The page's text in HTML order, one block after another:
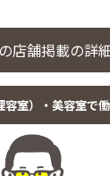
店舗掲載の詳
容室）・美容室で